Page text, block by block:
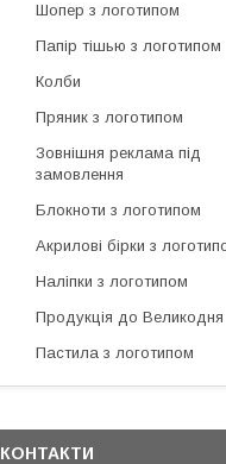
Шопер з логотипом
Папір тішью з логотипом
Колби
Пряник з логотипом
Зовнішня реклама під
замовлення
Блокноти з логотипом
Акрилові бірки з
Наліпки з логотипом
Продукція до Великодня
Пастила з логотипом
КОНТАКТИ